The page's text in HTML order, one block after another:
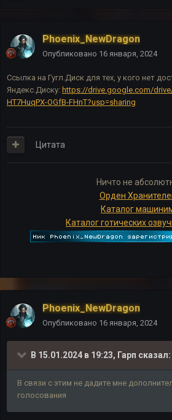
Phoenix_NewDragon
Опубликовано 16 января, 2024
Ссылка на Гугл.Диск для тех, у кого нет
Яндекс.Диску: https://drive.google.com/
HT7HuqPX-OGfB-FHnT?usp=sharing
Цитата
Ничто не
Орден
Каталог
Каталог готических
Phoenix_NewDragon
Опубликовано 16 января, 2024
В 15.01.2024 в 19:23, Гарп сказал:
В связи с этим не дадите мне
голосования